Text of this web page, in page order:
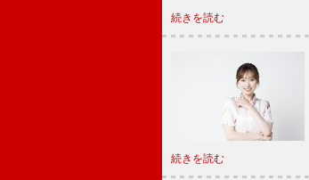
続きを読む
続きを読む